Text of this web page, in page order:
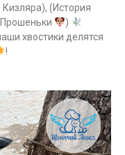
(История
)
хвостики делятся
!